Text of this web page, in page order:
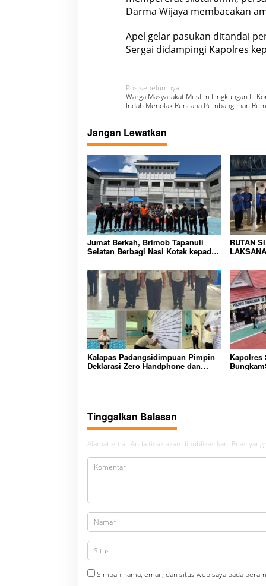
Darma Wijaya membacakan
Apel gelar pasukan ditandai
Sergai didampingi Kapolres
N
a
v
i
g
a
s
i
p
o
s
Pos sebelumnya
Warga Masyarakat Muslim Lingkungan III
Indah Menolak Rencana Pembangunan
Jangan Lewatkan
Jumat Berkah, Brimob Tapanuli
Selatan Berbagi Nasi Kotak kepada
Sipirok
RUTAN
Kalapas Padangsidimpuan Pimpin
Deklarasi Zero Handphone dan
Kapolres
Tinggalkan Balasan
Alamat email Anda tidak akan dipublikasikan. Ruas
Simpan nama, email, dan situs web saya pada